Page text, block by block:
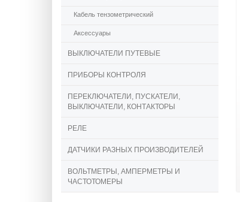
Кабель тензометрический
Аксессуары
ВЫКЛЮЧАТЕЛИ ПУТЕВЫЕ
ПРИБОРЫ КОНТРОЛЯ
ПЕРЕКЛЮЧАТЕЛИ, ПУСКАТЕЛИ,
ВЫКЛЮЧАТЕЛИ, КОНТАКТОРЫ
РЕЛЕ
ДАТЧИКИ РАЗНЫХ ПРОИЗВОДИТЕЛЕЙ
ВОЛЬТМЕТРЫ, АМПЕРМЕТРЫ И
ЧАСТОТОМЕРЫ